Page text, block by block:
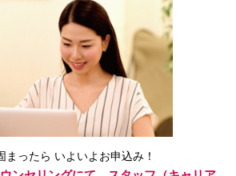
まったら いよいよお申込み！